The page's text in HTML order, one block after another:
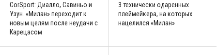
CorSport: Диалло, Савиньо и
Узун. «Милан» переходит к
новым целям после неудачи с
Карецасом
3 технически одаренных
плеймейкера, на которых
нацелился «Милан»